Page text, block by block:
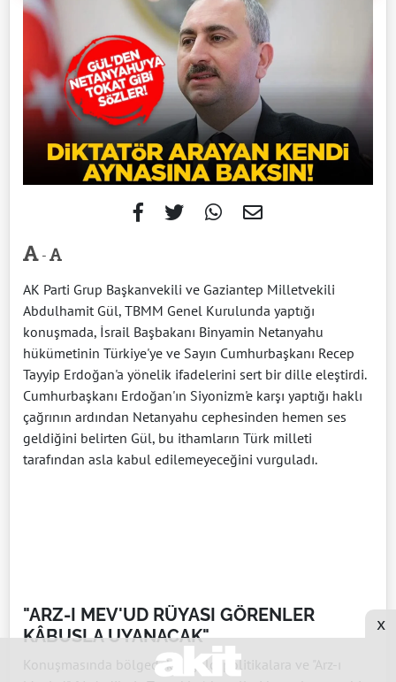
-
AK Parti Grup Başkanvekili ve Gaziantep Milletvekili
Abdulhamit Gül, TBMM Genel Kurulunda yaptığı
konuşmada, İsrail Başbakanı Binyamin Netanyahu
hükümetinin Türkiye'ye ve Sayın Cumhurbaşkanı Recep
Tayyip Erdoğan'a yönelik ifadelerini sert bir dille eleştirdi.
Cumhurbaşkanı Erdoğan'ın Siyonizm'e karşı yaptığı haklı
çağrının ardından Netanyahu cephesinden hemen ses
geldiğini belirten Gül, bu ithamların Türk milleti
tarafından asla kabul edilemeyeceğini vurguladı.
"ARZ-I MEV'UD RÜYASI GÖRENLER
KÂBUSLA UYANACAK"
Konuşmasında bölgedeki işgalci politikalara ve "Arz-ı
x